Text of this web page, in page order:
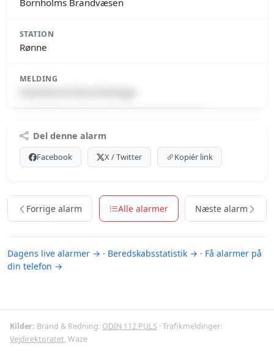
Bornholms Brandvæsen
STATION
Rønne
MELDING
Premium indhold
Log ind med Premium for at se meldingen.
Se Premium-muligheder
Del denne alarm
Facebook X / Twitter Kopiér link
Forrige alarm Alle alarmer Næste alarm
Dagens live alarmer → · Beredskabsstatistik → · Få alarmer på
din telefon →
Kilder: Brand & Redning: ODIN 112 PULS · Trafikmeldinger:
Vejdirektoratet, Waze